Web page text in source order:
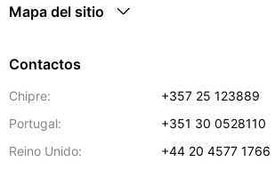
Mapa del sitio
Contactos
Chipre:
+357 25 123889
Portugal:
+351 30 0528110
Reino Unido:
+44 20 4577 1766